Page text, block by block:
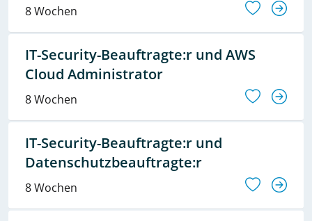
8 Wochen
IT-Security-Beauftragte:r und AWS
Cloud Administrator
8 Wochen
IT-Security-Beauftragte:r und
Datenschutzbeauftragte:r
8 Wochen